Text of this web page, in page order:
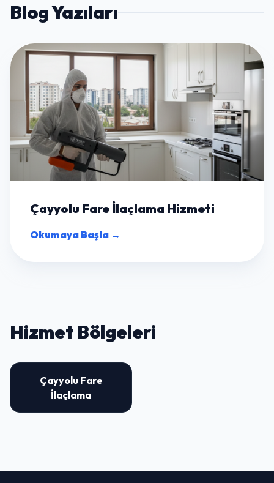
Blog Yazıları
Çayyolu Fare İlaçlama Hizmeti
Okumaya Başla →
Hizmet Bölgeleri
Çayyolu Fare
İlaçlama